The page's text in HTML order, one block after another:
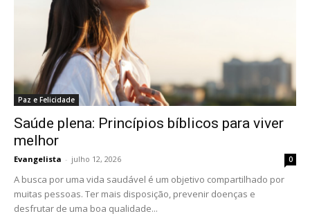
Paz e Felicidade
Saúde plena: Princípios bíblicos para viver
melhor
Evangelista - julho 12, 2026 0
A busca por uma vida saudável é um objetivo compartilhado por
muitas pessoas. Ter mais disposição, prevenir doenças e
desfrutar de uma boa qualidade...